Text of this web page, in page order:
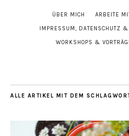
ÜBER MICH ARBEITE
IMPRESSUM, DATENSCHUTZ &
WORKSHOPS &
ALLE ARTIKEL MIT DEM